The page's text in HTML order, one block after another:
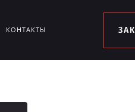
КОНТАКТЫ